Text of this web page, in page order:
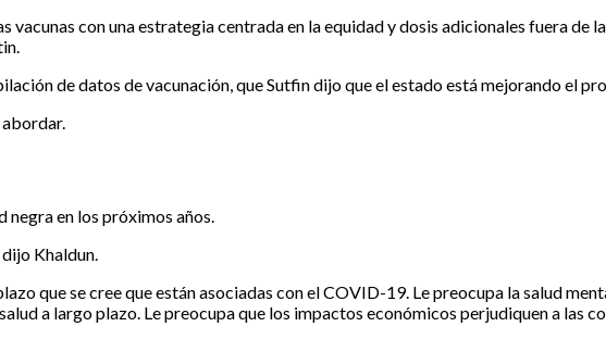
vacunas con una estrategia centrada en la equidad y dosis adicionales fuera
de datos de vacunación, que Sutfin dijo que el estado está mejorando el
abordar.
negra en los próximos años.
dijo Khaldun.
que se cree que están asociadas con el COVID-19. Le preocupa la salud
a largo plazo. Le preocupa que los impactos económicos perjudiquen a las